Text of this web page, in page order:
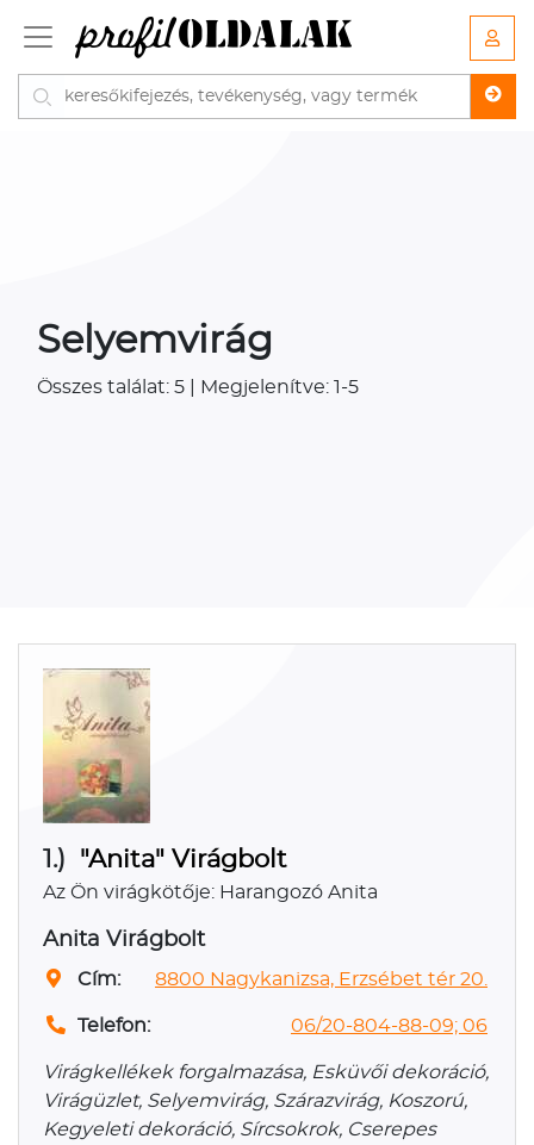
Selyemvirág
Összes találat: 5 | Megjelenítve: 1-5
1.) "Anita" Virágbolt
Az Ön virágkötője: Harangozó Anita
Anita Virágbolt
Cím: 8800 Nagykanizsa, Erzsébet tér 20.
Telefon: 06/20-804-88-09; 06
Virágkellékek forgalmazása, Esküvői dekoráció,
Virágüzlet, Selyemvirág, Szárazvirág, Koszorú,
Kegyeleti dekoráció, Sírcsokrok, Cserepes